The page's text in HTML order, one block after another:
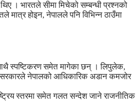
। भारतले सीमा मिचेको सम्बन्धी प्रश्नको
मात्र होइन, नेपालले पनि विभिन्न ठाउँमा
स्पष्टिकरण समेत मागेका छन् । लिपुलेक,
सरकारले नेपालको आधिकारिक अडान कमजोर
स्तरमा समेत गलत सन्देश जाने राजनीतिक